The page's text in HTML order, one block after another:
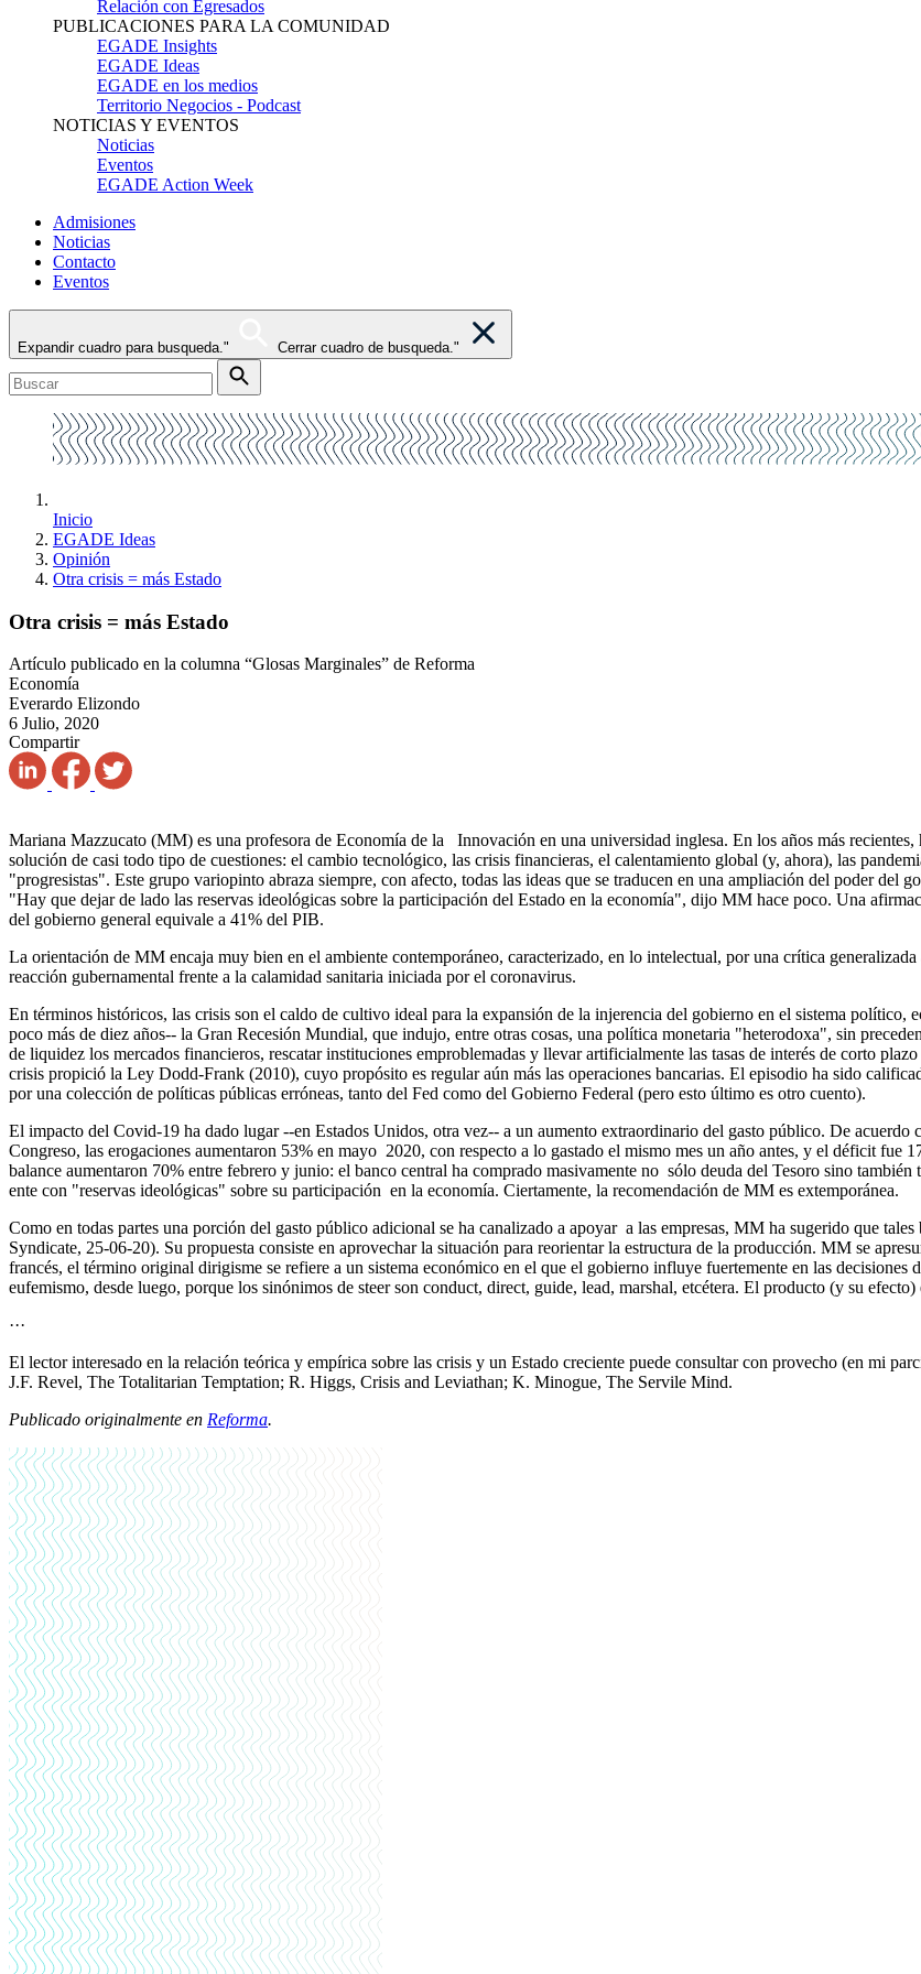
Relación con Egresados
PUBLICACIONES PARA LA COMUNIDAD
EGADE Insights
EGADE Ideas
EGADE en los medios
Territorio Negocios - Podcast
NOTICIAS Y EVENTOS
Noticias
Eventos
EGADE Action Week
Admisiones
Noticias
Contacto
Eventos
Expandir cuadro para busqueda." Cerrar cuadro de busqueda."
Inicio
EGADE Ideas
Opinión
Otra crisis = más Estado
Otra crisis = más Estado
Artículo publicado en la columna “Glosas Marginales” de Reforma
Economía
Everardo Elizondo
6 Julio, 2020
Compartir
Mariana Mazzucato (MM) es una profesora de Economía de la Innovación en una universidad inglesa. En los años más
solución de casi todo tipo de cuestiones: el cambio tecnológico, las crisis financieras, el calentamiento global (y, ahora), las
"progresistas". Este grupo variopinto abraza siempre, con afecto, todas las ideas que se traducen en una ampliación del poder del
"Hay que dejar de lado las reservas ideológicas sobre la participación del Estado en la economía", dijo MM hace poco. Una
del gobierno general equivale a 41% del PIB.
La orientación de MM encaja muy bien en el ambiente contemporáneo, caracterizado, en lo intelectual, por una crítica
reacción gubernamental frente a la calamidad sanitaria iniciada por el coronavirus.
En términos históricos, las crisis son el caldo de cultivo ideal para la expansión de la injerencia del gobierno en el sistema
poco más de diez años-- la Gran Recesión Mundial, que indujo, entre otras cosas, una política monetaria "heterodoxa", sin
de liquidez los mercados financieros, rescatar instituciones emproblemadas y llevar artificialmente las tasas de interés de corto
crisis propició la Ley Dodd-Frank (2010), cuyo propósito es regular aún más las operaciones bancarias. El episodio ha sido
por una colección de políticas públicas erróneas, tanto del Fed como del Gobierno Federal (pero esto último es otro cuento).
El impacto del Covid-19 ha dado lugar --en Estados Unidos, otra vez-- a un aumento extraordinario del gasto público. De acuerdo
Congreso, las erogaciones aumentaron 53% en mayo 2020, con respecto a lo gastado el mismo mes un año antes, y el déficit fue
balance aumentaron 70% entre febrero y junio: el banco central ha comprado masivamente no sólo deuda del Tesoro sino también
ente con "reservas ideológicas" sobre su participación en la economía. Ciertamente, la recomendación de MM es extemporánea.
Como en todas partes una porción del gasto público adicional se ha canalizado a apoyar a las empresas, MM ha sugerido que
Syndicate, 25-06-20). Su propuesta consiste en aprovechar la situación para reorientar la estructura de la producción. MM se
francés, el término original dirigisme se refiere a un sistema económico en el que el gobierno influye fuertemente en las
eufemismo, desde luego, porque los sinónimos de steer son conduct, direct, guide, lead, marshal, etcétera. El producto (y su
···
El lector interesado en la relación teórica y empírica sobre las crisis y un Estado creciente puede consultar con provecho (en mi
J.F. Revel, The Totalitarian Temptation; R. Higgs, Crisis and Leviathan; K. Minogue, The Servile Mind.
Publicado originalmente en Reforma.